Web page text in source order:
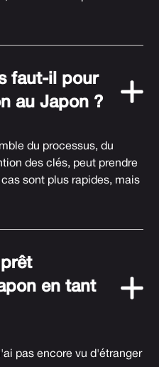
faut-il pour
au Japon ?
du processus, du
des clés, peut prendre
sont plus rapides, mais
en tant
pas encore vu d'étranger